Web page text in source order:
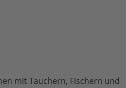
mit Tauchern, Fischern und